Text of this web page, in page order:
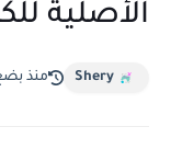
الأصلية
Shery منذ